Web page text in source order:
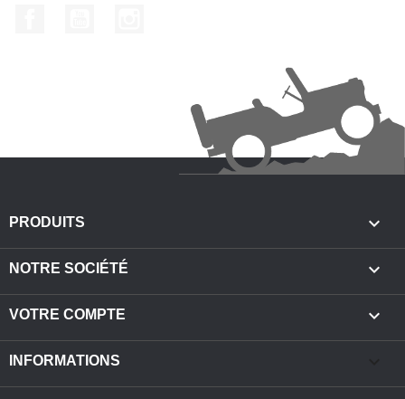
PRODUITS 
NOTRE SOCIÉTÉ 
VOTRE COMPTE 
INFORMATIONS